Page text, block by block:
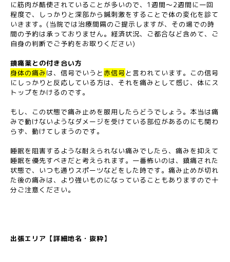
に筋肉が酷使されていることが多いので、1週間〜2週間に一回
程度で、しっかりと深部から鍼刺激をすることで体の変化を診て
いきます。(当院では治療間隔のご提示しますが、その場での時
間の予約は承っておりません。経済状況、ご都合など含めて、ご
自身の判断でご予約をお取りください)
鎮痛薬との付き合い方
身体の痛みは、信号でいうと赤信号と言われています。この信号
にしっかりと反応している方は、それを痛みとして感じ、体にス
トップをかけるのです。
もし、この状態で痛み止めを服用したらどうでしょう。本当は痛
みで動けないようなダメージを受けている部位があるのにも関わ
らず、動けてしまうのです。
睡眠を阻害するような耐えられない痛みでしたら、痛みを抑えて
睡眠を優先すべきだと考えられます。一番怖いのは、鎮痛された
状態で、いつも通りスポーツなどをした時です。痛み止めが切れ
た後の痛みは、より強いものになっていることもありますので十
分ご注意ください。
出張エリア【詳細地名・抜粋】